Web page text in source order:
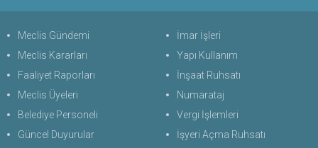
Meclis Gündemi
Meclis Kararları
Faaliyet Raporları
Meclis Üyeleri
Belediye Personeli
Güncel Duyurular
İmar İşleri
Yapı Kullanım
İnşaat Ruhsatı
Numarataj
Vergi İşlemleri
İşyeri Açma Ruhsatı